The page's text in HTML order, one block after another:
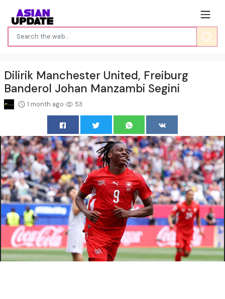
Dilirik Manchester United, Freiburg
Banderol Johan Manzambi Segini
1 month ago 53